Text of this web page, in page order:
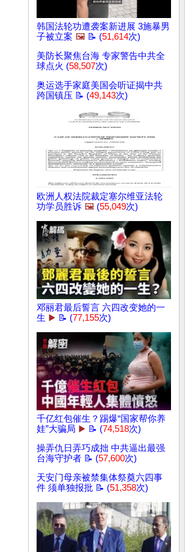
韩国法轮功遭袭案新进展 3施暴男
子被立案 🖼️ 📝 (51,614次)
美防长聚焦台海 专家警告中共全
球点火 (58,507次)
奥运选手家庭美国会听证揭中共
跨国镇压 📝 (49,143次)
欧洲人权法院裁定塞尔维亚法轮
功学员胜诉 🖼️ (55,049次)
邓丽君最后誓言 六四改变她的一
生 ▶️ 📝 (77,155次)
千亿红包催生？踢爆“国家帮你养
娃”大骗局 ▶️ 📝 (74,518次)
操弄仇日弄巧成拙 中共逼出最强
台海守护者 📝 (57,600次)
天安门母亲被禁集体祭奠六四事
件 须单独报批 📝 (51,358次)